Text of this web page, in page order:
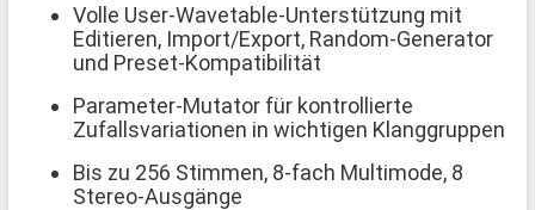
Volle User-Wavetable-Unterstützung mit
Editieren, Import/Export, Random-Generator
und Preset-Kompatibilität
Parameter-Mutator für kontrollierte
Zufallsvariationen in wichtigen Klanggruppen
Bis zu 256 Stimmen, 8-fach Multimode, 8
Stereo-Ausgänge